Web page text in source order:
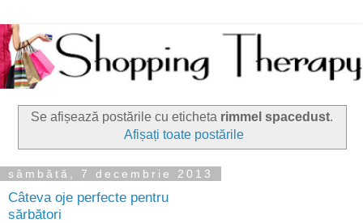
Se afișează postările cu eticheta rimmel spacedust.
Afișați toate postările
sâmbătă, 7 decembrie 2013
Câteva oje perfecte pentru
sărbători